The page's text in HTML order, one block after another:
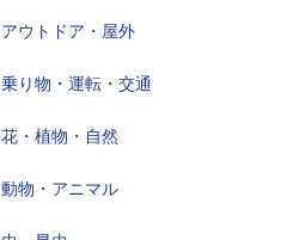
アウトドア・屋外
乗り物・運転・交通
花・植物・自然
動物・アニマル